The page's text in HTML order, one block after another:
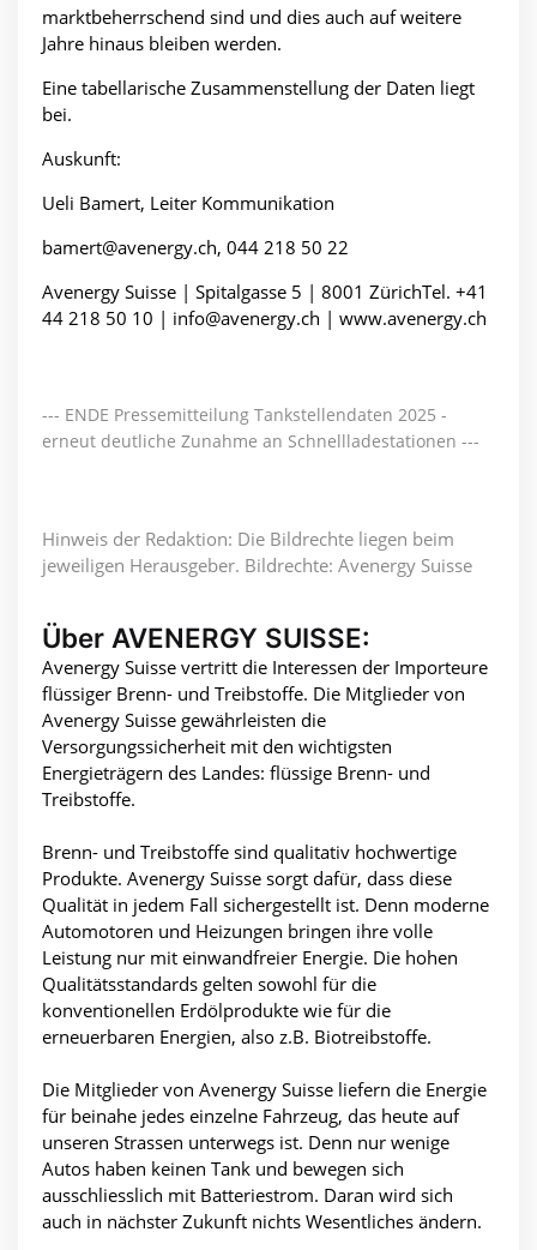
marktbeherrschend sind und dies auch auf weitere
Jahre hinaus bleiben werden.
Eine tabellarische Zusammenstellung der Daten liegt
bei.
Auskunft:
Ueli Bamert, Leiter Kommunikation
bamert@avenergy.ch, 044 218 50 22
Avenergy Suisse | Spitalgasse 5 | 8001 ZürichTel. +41
44 218 50 10 | info@avenergy.ch | www.avenergy.ch
--- ENDE Pressemitteilung Tankstellendaten 2025 -
erneut deutliche Zunahme an Schnellladestationen ---
Hinweis der Redaktion: Die Bildrechte liegen beim
jeweiligen Herausgeber. Bildrechte: Avenergy Suisse
Über AVENERGY SUISSE:
Avenergy Suisse vertritt die Interessen der Importeure
flüssiger Brenn- und Treibstoffe. Die Mitglieder von
Avenergy Suisse gewährleisten die
Versorgungssicherheit mit den wichtigsten
Energieträgern des Landes: flüssige Brenn- und
Treibstoffe.
Brenn- und Treibstoffe sind qualitativ hochwertige
Produkte. Avenergy Suisse sorgt dafür, dass diese
Qualität in jedem Fall sichergestellt ist. Denn moderne
Automotoren und Heizungen bringen ihre volle
Leistung nur mit einwandfreier Energie. Die hohen
Qualitätsstandards gelten sowohl für die
konventionellen Erdölprodukte wie für die
erneuerbaren Energien, also z.B. Biotreibstoffe.
Die Mitglieder von Avenergy Suisse liefern die Energie
für beinahe jedes einzelne Fahrzeug, das heute auf
unseren Strassen unterwegs ist. Denn nur wenige
Autos haben keinen Tank und bewegen sich
ausschliesslich mit Batteriestrom. Daran wird sich
auch in nächster Zukunft nichts Wesentliches ändern.